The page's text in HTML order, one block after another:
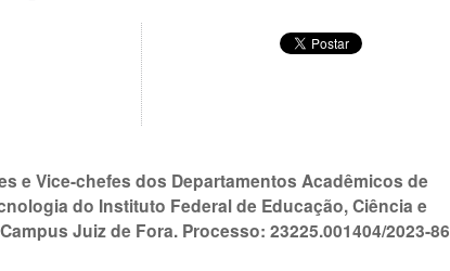
e Vice-chefes dos Departamentos Acadêmicos de
do Instituto Federal de Educação, Ciência e
Juiz de Fora. Processo: 23225.001404/2023-86